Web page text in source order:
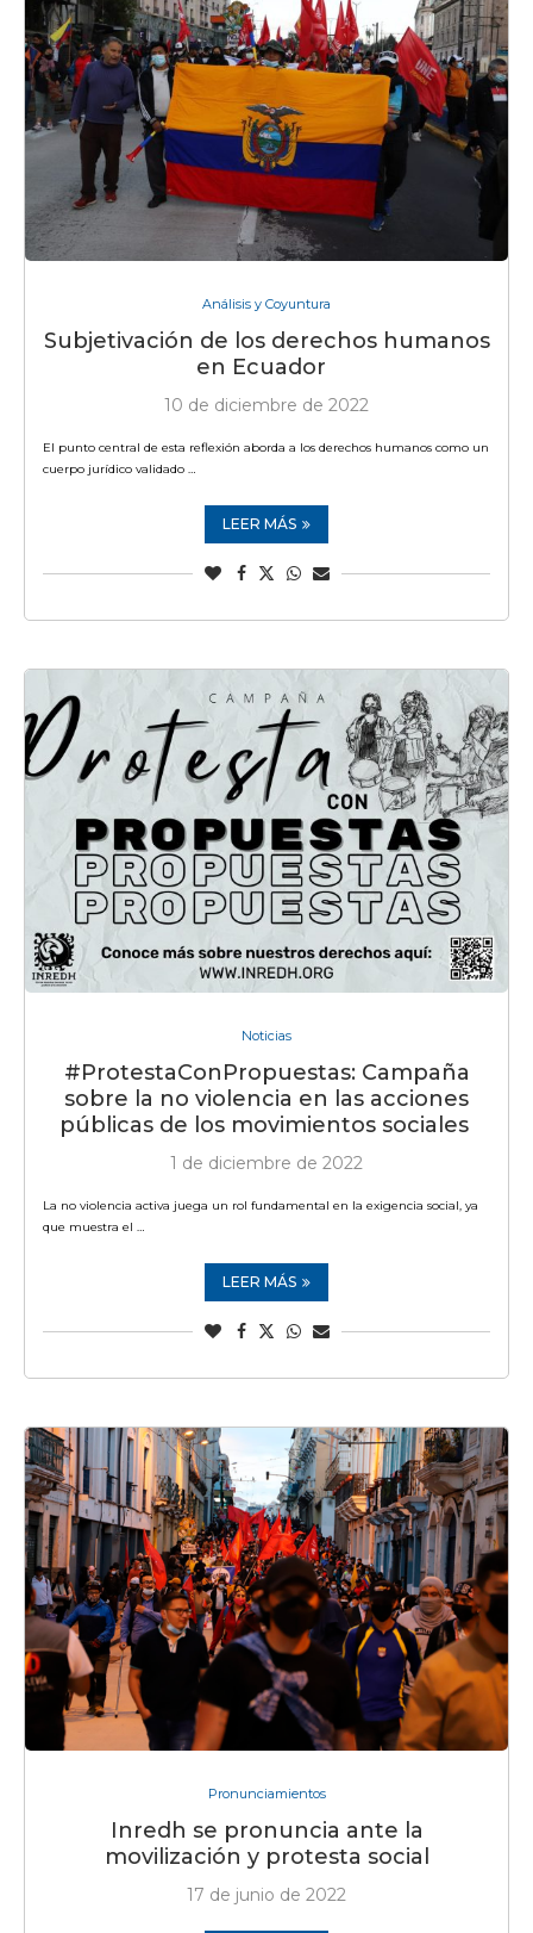
Análisis y Coyuntura
Subjetivación de los derechos humanos
en Ecuador
10 de diciembre de 2022
El punto central de esta reflexión aborda a los derechos humanos como un
cuerpo jurídico validado …
LEER MÁS
Noticias
#ProtestaConPropuestas: Campaña
sobre la no violencia en las acciones
públicas de los movimientos sociales
1 de diciembre de 2022
La no violencia activa juega un rol fundamental en la exigencia social, ya
que muestra el …
LEER MÁS
Pronunciamientos
Inredh se pronuncia ante la
movilización y protesta social
17 de junio de 2022